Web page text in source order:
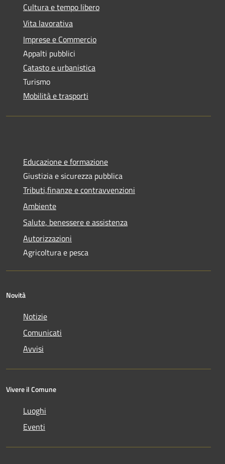
Cultura e tempo libero
Vita lavorativa
Imprese e Commercio
Appalti pubblici
Catasto e urbanistica
Turismo
Mobilità e trasporti
Educazione e formazione
Giustizia e sicurezza pubblica
Tributi,finanze e contravvenzioni
Ambiente
Salute, benessere e assistenza
Autorizzazioni
Agricoltura e pesca
Novità
Notizie
Comunicati
Avvisi
Vivere il Comune
Luoghi
Eventi